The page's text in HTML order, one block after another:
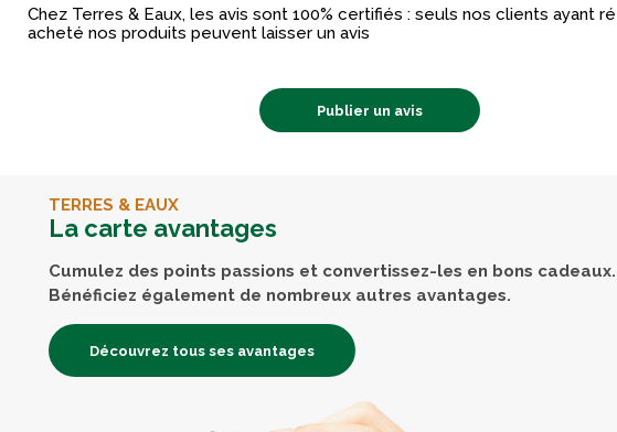
Chez Terres & Eaux, les avis sont 100% certifiés : seuls nos clients ayant
acheté nos produits peuvent laisser un avis
Publier un avis
TERRES & EAUX
La carte avantages
Cumulez des points passions et convertissez-les en bons cadeaux.
Bénéficiez également de nombreux autres avantages.
Découvrez tous ses avantages